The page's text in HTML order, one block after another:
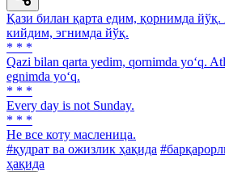
Қази билан қарта едим, қорнимда
кийдим, эгнимда йўқ.
* * *
Qazi bilan qarta yedim, qornimda yo‘q.
egnimda yo‘q.
* * *
Every day is not Sunday.
* * *
He все коту масленица.
#қудрат ва ожизлик ҳақида
ҳақида